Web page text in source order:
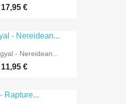
17,95 €
- Nereidean...
11,95 €